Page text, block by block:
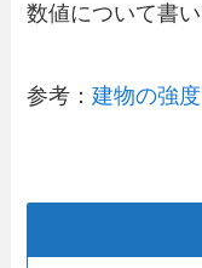
数値について書
参考：建物の強